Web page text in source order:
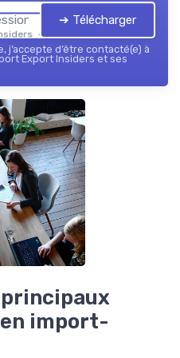
— 2026
➔ Télécharger
j’accepte d’être contacté(e) à
Export Insiders et ses
import-